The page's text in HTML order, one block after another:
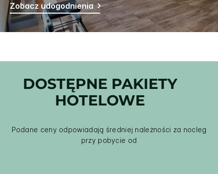
Zobacz udogodnienia
DOSTĘPNE PAKIETY
HOTELOWE
Podane ceny odpowiadają średniej należności za nocleg
przy pobycie od